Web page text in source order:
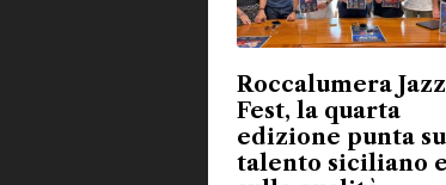
Roccalumera Jazz
Fest, la quarta
edizione punta
talento siciliano e